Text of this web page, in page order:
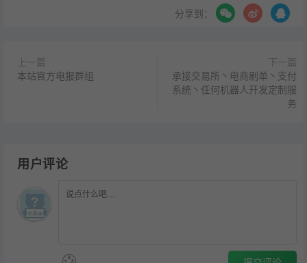
分享到：
上一篇
本站官方电报群组
下一篇
承接交易所丶电商刷单丶支付
系统丶任何机器人开发定制服
务
用户评论